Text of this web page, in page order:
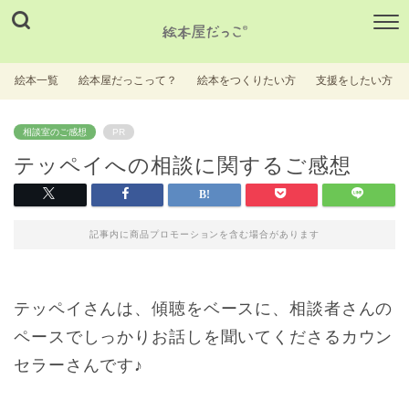
絵本一覧 絵本屋だっこって？ 絵本をつくりたい方 支援をしたい方
相談室のご感想 PR
テッペイへの相談に関するご感想
記事内に商品プロモーションを含む場合があります
テッペイさんは、傾聴をベースに、相談者さんの
ペースでしっかりお話しを聞いてくださるカウン
セラーさんです♪